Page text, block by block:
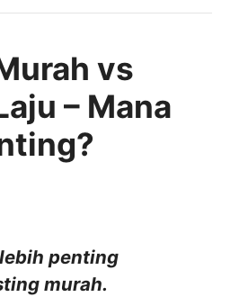
vs
– Mana
penting
murah.